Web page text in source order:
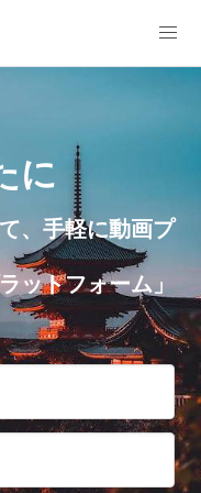
に
、手軽に動画プ
ットフォーム」